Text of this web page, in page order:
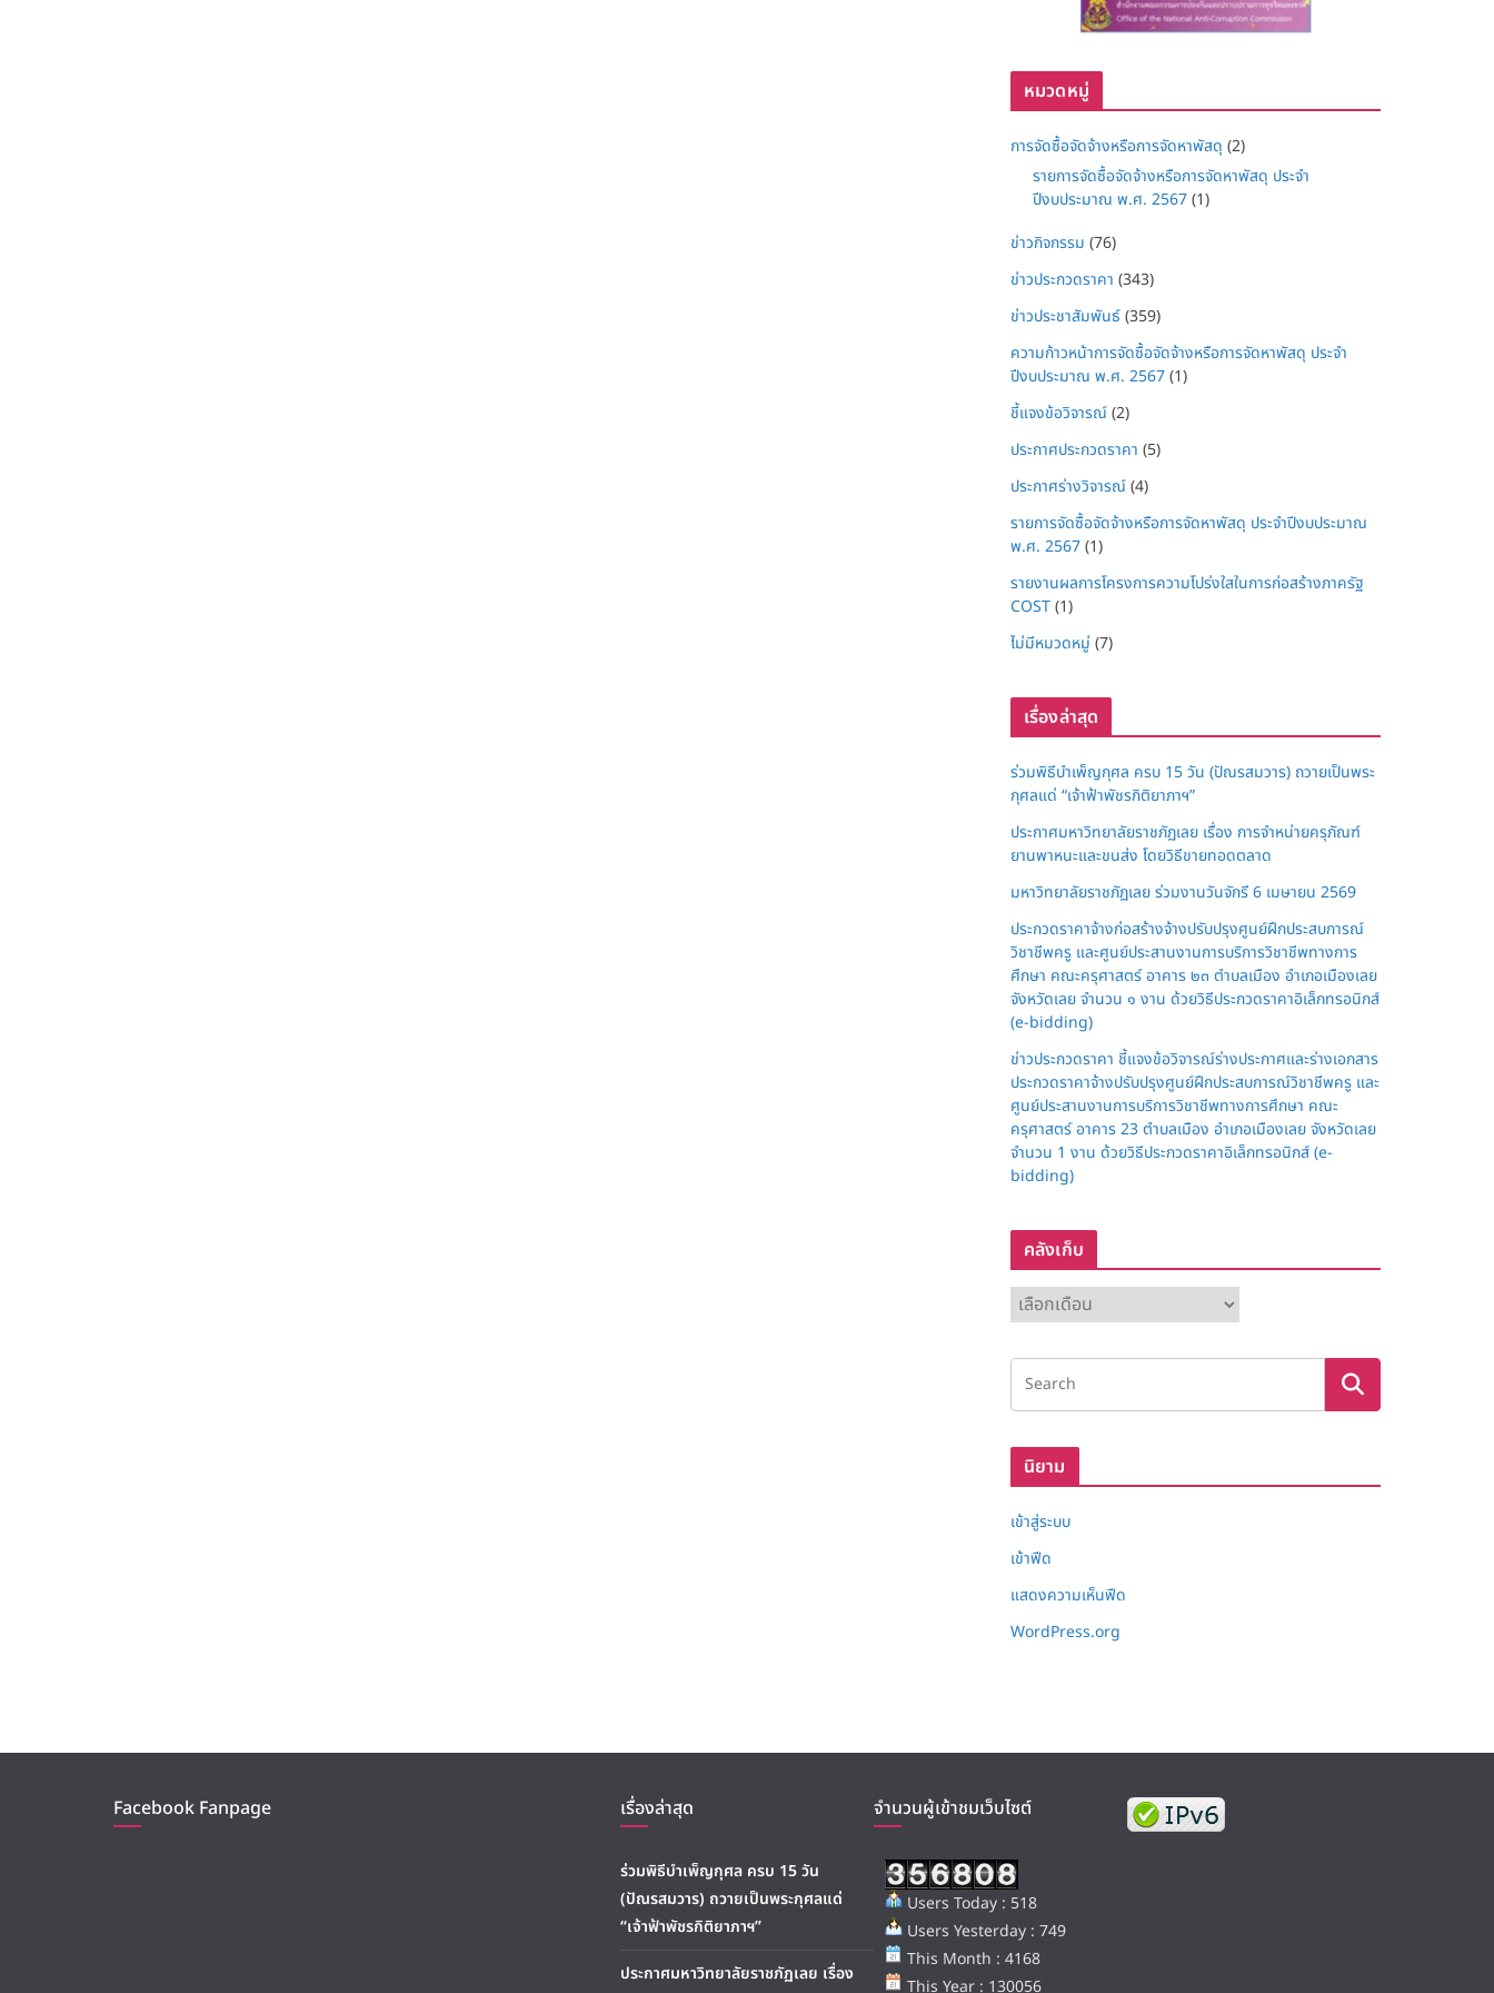
หมวดหมู่
การจัดซื้อจัดจ้างหรือการจัดหาพัสดุ (2)
รายการจัดซื้อจัดจ้างหรือการจัดหาพัสดุ ประจำ
ปีงบประมาณ พ.ศ. 2567(1)
ข่าวกิจกรรม (76)
ข่าวประกวดราคา (343)
ข่าวประชาสัมพันธ์(359)
ความก้าวหน้าการจัดซื้อจัดจ้างหรือการจัดหาพัสดุ ประจำ
ปีงบประมาณ พ.ศ. 2567(1)
ชี้แจงข้อวิจารณ์(2)
ประกาศประกวดราคา (5)
ประกาศร่างวิจารณ์(4)
รายการจัดซื้อจัดจ้างหรือการจัดหาพัสดุ ประจำปีงบประมาณ
พ.ศ. 2567(1)
รายงานผลการโครงการความโปร่งใสในการก่อสร้างภาครัฐ
COST(1)
ไม่มีหมวดหมู่ (7)
เรื่องล่าสุด
ร่วมพิธีบำเพ็ญกุศล ครบ 15 วัน (ปัณรสมวาร) ถวายเป็นพระ
กุศลแด่ “เจ้าฟ้าพัชรกิติยาภาฯ”
ประกาศมหาวิทยาลัยราชภัฏเลย เรื่อง การจำหน่ายครุภัณฑ์
ยานพาหนะและขนส่ง โดยวิธีขายทอดตลาด
มหาวิทยาลัยราชภัฏเลย ร่วมงานวันจักรี 6 เมษายน 2569
ประกวดราคาจ้างก่อสร้างจ้างปรับปรุงศูนย์ฝึกประสบการณ์
วิชาชีพครู และศูนย์ประสานงานการบริการวิชาชีพทางการ
ศึกษา คณะครุศาสตร์ อาคาร ๒๓ ตำบลเมือง อำเภอเมืองเลย
จังหวัดเลย จำนวน ๑ งาน ด้วยวิธีประกวดราคาอิเล็กทรอนิกส์
(e-bidding)
ข่าวประกวดราคา ชี้แจงข้อวิจารณ์ร่างประกาศและร่างเอกสาร
ประกวดราคาจ้างปรับปรุงศูนย์ฝึกประสบการณ์วิชาชีพครู และ
ศูนย์ประสานงานการบริการวิชาชีพทางการศึกษา คณะ
ครุศาสตร์ อาคาร 23 ตำบลเมือง อำเภอเมืองเลย จังหวัดเลย
จำนวน 1 งาน ด้วยวิธีประกวดราคาอิเล็กทรอนิกส์ (e-
bidding)
คลังเก็บ
ลั
ง
ก็
นิยาม
เข้าสู่ระบบ
เข้าฟีด
แสดงความเห็นฟีด
WordPress.org
Facebook Fanpage เรื่องล่าสุด
ร่วมพิธีบำเพ็ญกุศล ครบ 15 วัน
(ปัณรสมวาร) ถวายเป็นพระกุศลแด่
“เจ้าฟ้าพัชรกิติยาภาฯ”
ประกาศมหาวิทยาลัยราชภัฏเลย เรื่อง
จำนวนผู้เข้าชมเว็บไซต์
Users Today : 518
Users Yesterday : 749
This Month : 4168
This Year : 130056